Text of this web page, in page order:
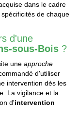
dans le cadre
de chaque
d'une
sous-Bois ?
uneapproche
d'utiliser
intervention dès les
La vigilance et la
d'intervention